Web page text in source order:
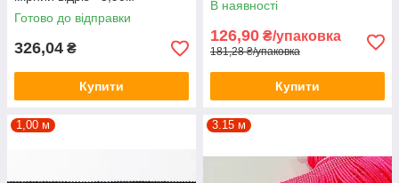
Готово до відправки
326,04 ₴
Купити
В наявності
126,90 ₴/упаковка
181,28 ₴/упаковка
Купити
1,00 м 3.15 м